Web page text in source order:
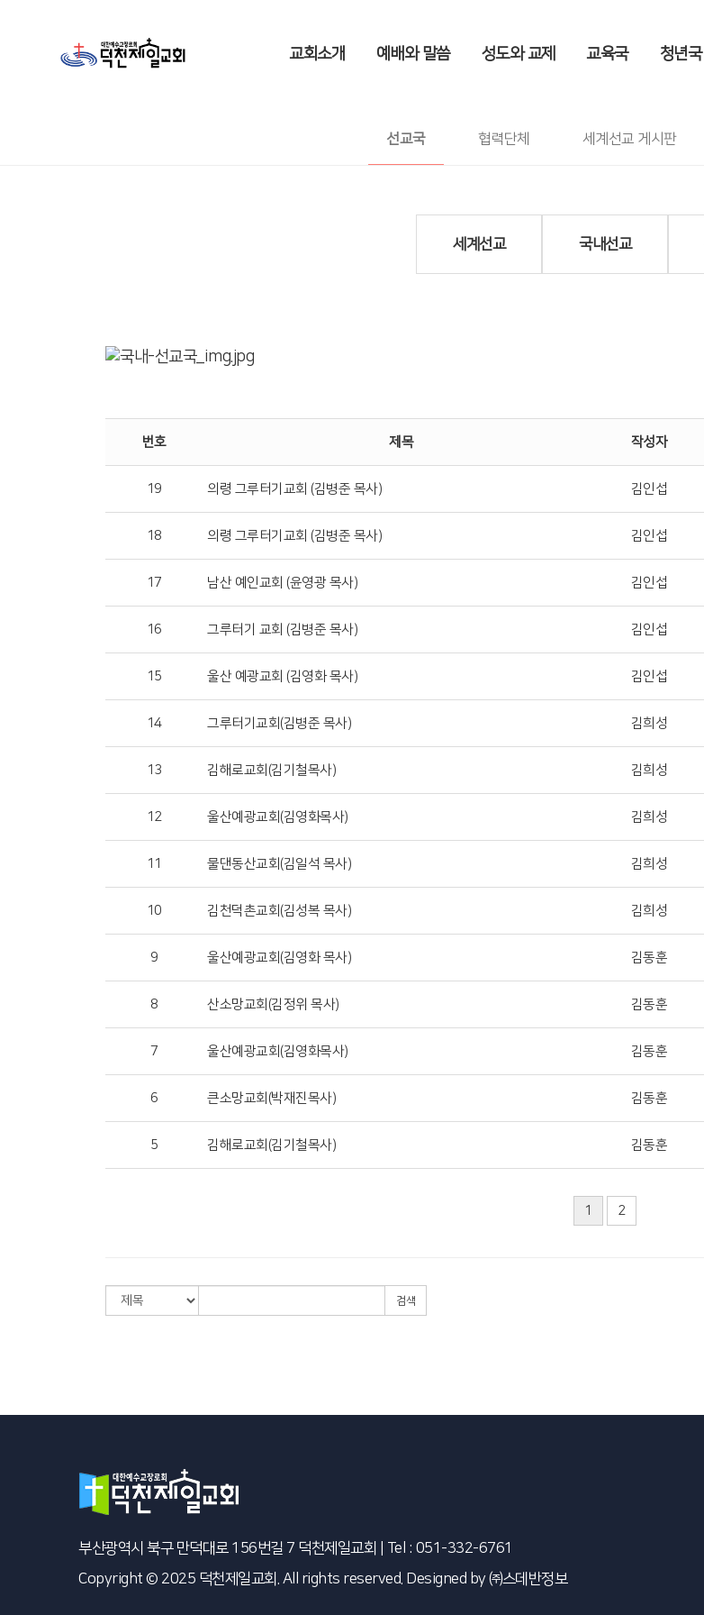
교회소개 예배와 말씀 성도와 교제 교육국 청년국
선교국 협력단체 세계선교 게시판
세계선교 국내선교
번호 제목 작성자
19 의령 그루터기교회 (김병준 목사) 김인섭
18 의령 그루터기교회 (김병준 목사) 김인섭
17 남산 예인교회 (윤영광 목사) 김인섭
16 그루터기 교회 (김병준 목사) 김인섭
15 울산 예광교회 (김영화 목사) 김인섭
14 그루터기교회(김병준 목사) 김희성
13 김해로교회(김기철목사) 김희성
12 울산예광교회(김영화목사) 김희성
11 물댄동산교회(김일석 목사) 김희성
10 김천덕촌교회(김성복 목사) 김희성
9 울산예광교회(김영화 목사) 김동훈
8 산소망교회(김정위 목사) 김동훈
7 울산예광교회(김영화목사) 김동훈
6 큰소망교회(박재진목사) 김동훈
5 김해로교회(김기철목사) 김동훈
1 2
검색
부산광역시 북구 만덕대로 156번길 7 덕천제일교회
Tel : 051-332-6761
Copyright © 2025 덕천제일교회. All rights reserved. Designed by㈜스데반정보